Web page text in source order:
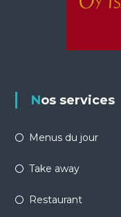
Nos services
Menus du jour
Take away
Restaurant